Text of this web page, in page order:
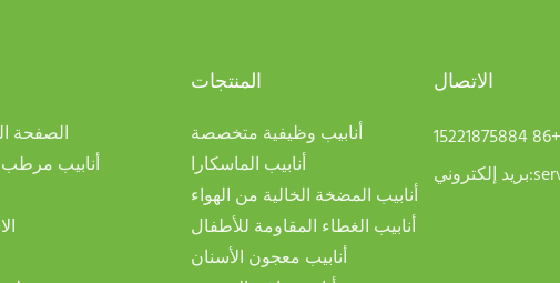
الصفحة
أنابيب مرطب
المنتجات
أنابيب وظيفية متخصصة
أنابيب الماسكارا
أنابيب المضخة الخالية من الهواء
أنابيب الغطاء المقاومة للأطفال
أنابيب معجون الأسنان
الاتصال
+86 15221875884
بريد إلكتروني: